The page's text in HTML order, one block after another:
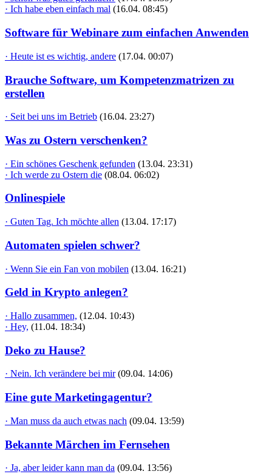
· Ich habe eben einfach mal (16.04. 08:45)
Software für Webinare zum einfachen Anwenden
· Heute ist es wichtig, andere (17.04. 00:07)
Brauche Software, um Kompetenzmatrizen zu
erstellen
· Seit bei uns im Betrieb (16.04. 23:27)
Was zu Ostern verschenken?
· Ein schönes Geschenk gefunden (13.04. 23:31)
· Ich werde zu Ostern die (08.04. 06:02)
Onlinespiele
· Guten Tag. Ich möchte allen (13.04. 17:17)
Automaten spielen schwer?
· Wenn Sie ein Fan von mobilen (13.04. 16:21)
Geld in Krypto anlegen?
· Hallo zusammen, (12.04. 10:43)
· Hey, (11.04. 18:34)
Deko zu Hause?
· Nein. Ich verändere bei mir (09.04. 14:06)
Eine gute Marketingagentur?
· Man muss da auch etwas nach (09.04. 13:59)
Bekannte Märchen im Fernsehen
· Ja, aber leider kann man da (09.04. 13:56)